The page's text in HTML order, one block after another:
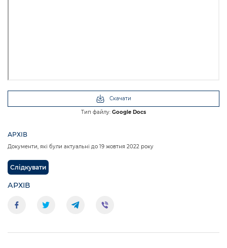
Скачати
Тип файлу: Google Docs
АРХІВ
Документи, які були актуальні до 19 жовтня 2022 року
Слідкувати
АРХІВ